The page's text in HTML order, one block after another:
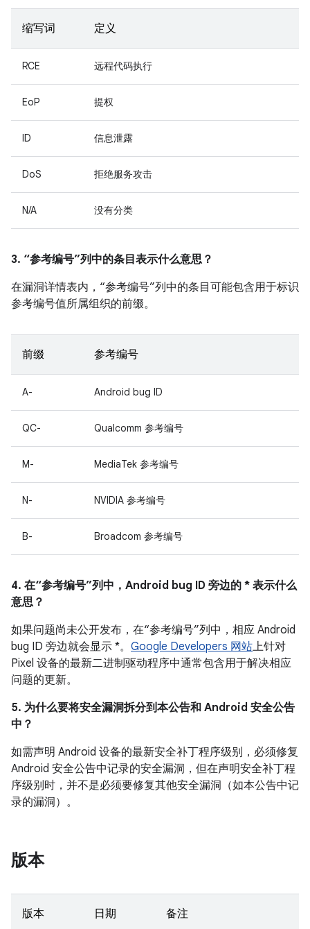
缩写词 定义
RCE 远程代码执行
EoP 提权
ID 信息泄露
DoS 拒绝服务攻击
N/A 没有分类
3. “参考编号”列中的条目表示什么意思？
在漏洞详情表内，“参考编号”列中的条目可能包含用于标识
参考编号值所属组织的前缀。
前缀 参考编号
A- Android bug ID
QC- Qualcomm 参考编号
M- MediaTek 参考编号
N- NVIDIA 参考编号
B- Broadcom 参考编号
4. 在“参考编号”列中，Android bug ID 旁边的 * 表示什么
意思？
如果问题尚未公开发布，在“参考编号”列中，相应 Android
bug ID 旁边就会显示 *。 Google Developers 网站上针对
Pixel 设备的最新二进制驱动程序中通常包含用于解决相应
问题的更新。
5. 为什么要将安全漏洞拆分到本公告和 Android 安全公告
中？
如需声明 Android 设备的最新安全补丁程序级别，必须修复
Android 安全公告中记录的安全漏洞，但在声明安全补丁程
序级别时，并不是必须要修复其他安全漏洞（如本公告中记
录的漏洞）。
版本
版本 日期 备注